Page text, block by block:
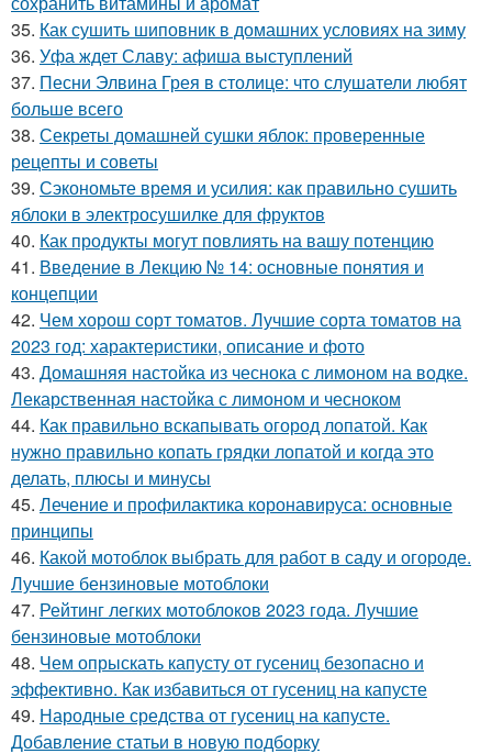
35. Как сушить шиповник в домашних условиях на зиму
36. Уфа ждет Славу: афиша выступлений
37. Песни Элвина Грея в столице: что слушатели любят
больше всего
38. Секреты домашней сушки яблок: проверенные
рецепты и советы
39. Сэкономьте время и усилия: как правильно сушить
яблоки в электросушилке для фруктов
40. Как продукты могут повлиять на вашу потенцию
41. Введение в Лекцию № 14: основные понятия и
концепции
42. Чем хорош сорт томатов. Лучшие сорта томатов на
2023 год: характеристики, описание и фото
43. Домашняя настойка из чеснока с лимоном на водке.
Лекарственная настойка с лимоном и чесноком
44. Как правильно вскапывать огород лопатой. Как
нужно правильно копать грядки лопатой и когда это
делать, плюсы и минусы
45. Лечение и профилактика коронавируса: основные
принципы
46. Какой мотоблок выбрать для работ в саду и огороде.
Лучшие бензиновые мотоблоки
47. Рейтинг легких мотоблоков 2023 года. Лучшие
бензиновые мотоблоки
48. Чем опрыскать капусту от гусениц безопасно и
эффективно. Как избавиться от гусениц на капусте
49. Народные средства от гусениц на капусте.
Добавление статьи в новую подборку